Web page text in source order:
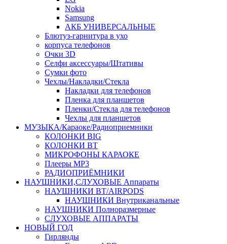
Nokia
Samsung
АКБ УНИВЕРСАЛЬНЫЕ
Блютуз-гарнитура в ухо
корпуса телефонов
Очки 3D
Селфи аксессуары/Штативы
Сумки фото
Чехлы/Накладки/Стекла
Накладки для телефонов
Пленка для планшетов
Пленки/Стекла для телефонов
Чехлы для планшетов
МУЗЫКА/Караоке/Радиоприемники
КОЛОНКИ BIG
КОЛОНКИ BT
МИКРОФОНЫ КАРАОКЕ
Плееры MP3
РАДИОПРИЁМНИКИ
НАУШНИКИ,СЛУХОВЫЕ Аппараты
НАУШНИКИ BT/AIRPODS
НАУШНИКИ Внутриканальные
НАУШНИКИ Полноразмерные
СЛУХОВЫЕ АППАРАТЫ
НОВЫЙ ГОД
Гирлянды